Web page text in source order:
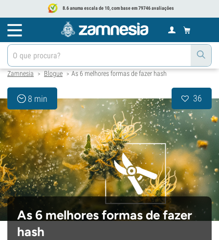
8.6 anuma escala de 10, com base em 79746 avaliações
Zamnesia > Blogue > As 6 melhores formas de fazer hash
8 min 36
As 6 melhores formas de fazer
hash